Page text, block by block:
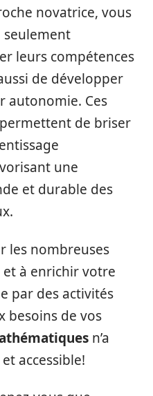
novatrice, vous
seulement
leurs compétences
de développer
autonomie. Ces
de briser
une
et durable des
les nombreuses
à enrichir votre
par des activités
besoins de vos
n’a
accessible!